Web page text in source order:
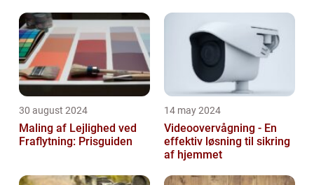
30 august 2024
Maling af Lejlighed ved
Fraflytning: Prisguiden
14 may 2024
Videoovervågning - En
effektiv løsning til sikring
af hjemmet